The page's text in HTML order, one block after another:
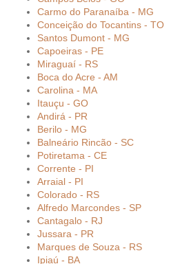
Carmo do Paranaíba - MG
Conceição do Tocantins - TO
Santos Dumont - MG
Capoeiras - PE
Miraguaí - RS
Boca do Acre - AM
Carolina - MA
Itauçu - GO
Andirá - PR
Berilo - MG
Balneário Rincão - SC
Potiretama - CE
Corrente - PI
Arraial - PI
Colorado - RS
Alfredo Marcondes - SP
Cantagalo - RJ
Jussara - PR
Marques de Souza - RS
Ipiaú - BA